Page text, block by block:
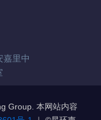
嘉里中
Group. 本网站内容